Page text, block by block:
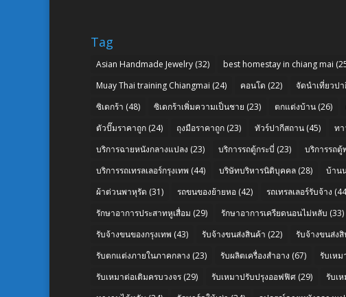
Tag
Asian Handmade Jewelry (32) best homestay in chiang mai
Muay Thai training Chiangmai (24) คอนโด (22) จัดนำเที่ยวป
ซิเดกร้า (48) ซิเดกร้าเพิ่มความเป็นชาย (23) ตกแต่งบ้าน (26)
ตัวปั๊มราคาถูก (24) ถุงมือราคาถูก (23) ทัวร์ปากีสถาน (45) ท
บริการฉายหนังกลางแปลง (23) บริการรถตู้กระบี่ (23) บริการรถ
บริการรถเทรลเลอร์กรุงเทพ (44) บริษัทบริหารนิติบุคคล (28) บ้าน
ผ้าต่วนพาหุรัด (31) รถขนของย้ายหอ (42) รถเทรลเลอร์รับจ้าง
รักษาอาการประสาทหูเสื่อม (29) รักษาอาการเครียดนอนไม่หลับ (33)
รับจ้างขนของกรุงเทพ (43) รับจ้างขนส่งสินค้า (22) รับจ้างขนส่ง
รับตกแต่งภายในภาคกลาง (23) รับผลิตเครื่องสำอาง (67) รับเหม
รับเหมาต่อเติมครบวงจร (29) รับเหมาปรับปรุงออฟฟิศ (29) รับเ